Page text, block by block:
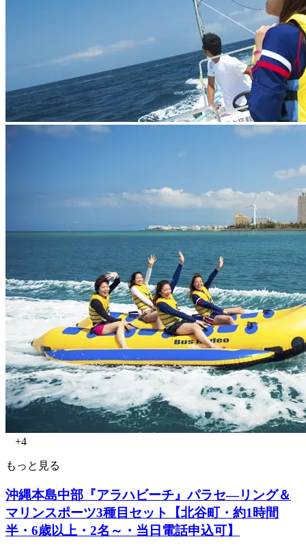
+4
もっと見る
沖縄本島中部『アラハビーチ』パラセ―リング＆
マリンスポーツ3種目セット【北谷町・約1時間
半・6歳以上・2名～・当日電話申込可】